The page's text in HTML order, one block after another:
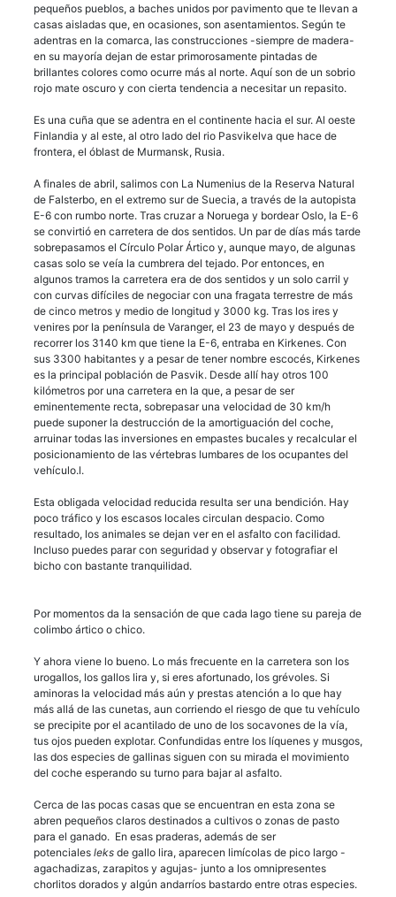
pequeños pueblos, a baches unidos por pavimento que te llevan a
casas aisladas que, en ocasiones, son asentamientos. Según te
adentras en la comarca, las construcciones -siempre de madera-
en su mayoría dejan de estar primorosamente pintadas de
brillantes colores como ocurre más al norte. Aquí son de un sobrio
rojo mate oscuro y con cierta tendencia a necesitar un repasito.
Es una cuña que se adentra en el continente hacia el sur. Al oeste
Finlandia y al este, al otro lado del rio Pasvikelva que hace de
frontera, el óblast de Murmansk, Rusia.
A finales de abril, salimos con La Numenius de la Reserva Natural
de Falsterbo, en el extremo sur de Suecia, a través de la autopista
E-6 con rumbo norte. Tras cruzar a Noruega y bordear Oslo, la E-6
se convirtió en carretera de dos sentidos. Un par de días más tarde
sobrepasamos el Círculo Polar Ártico y, aunque mayo, de algunas
casas solo se veía la cumbrera del tejado. Por entonces, en
algunos tramos la carretera era de dos sentidos y un solo carril y
con curvas difíciles de negociar con una fragata terrestre de más
de cinco metros y medio de longitud y 3000 kg. Tras los ires y
venires por la península de Varanger, el 23 de mayo y después de
recorrer los 3140 km que tiene la E-6, entraba en Kirkenes. Con
sus 3300 habitantes y a pesar de tener nombre escocés, Kirkenes
es la principal población de Pasvik. Desde allí hay otros 100
kilómetros por una carretera en la que, a pesar de ser
eminentemente recta, sobrepasar una velocidad de 30 km/h
puede suponer la destrucción de la amortiguación del coche,
arruinar todas las inversiones en empastes bucales y recalcular el
posicionamiento de las vértebras lumbares de los ocupantes del
vehículo.l.
Esta obligada velocidad reducida resulta ser una bendición. Hay
poco tráfico y los escasos locales circulan despacio. Como
resultado, los animales se dejan ver en el asfalto con facilidad.
Incluso puedes parar con seguridad y observar y fotografiar el
bicho con bastante tranquilidad.
Por momentos da la sensación de que cada lago tiene su pareja de
colimbo ártico o chico.
Y ahora viene lo bueno. Lo más frecuente en la carretera son los
urogallos, los gallos lira y, si eres afortunado, los grévoles. Si
aminoras la velocidad más aún y prestas atención a lo que hay
más allá de las cunetas, aun corriendo el riesgo de que tu vehículo
se precipite por el acantilado de uno de los socavones de la vía,
tus ojos pueden explotar. Confundidas entre los líquenes y musgos,
las dos especies de gallinas siguen con su mirada el movimiento
del coche esperando su turno para bajar al asfalto.
Cerca de las pocas casas que se encuentran en esta zona se
abren pequeños claros destinados a cultivos o zonas de pasto
para el ganado. En esas praderas, además de ser
potenciales leks de gallo lira, aparecen limícolas de pico largo -
agachadizas, zarapitos y agujas- junto a los omnipresentes
chorlitos dorados y algún andarríos bastardo entre otras especies.